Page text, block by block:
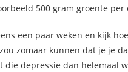
500 gram groente per
een paar weken en kijk
zomaar kunnen dat je je
die depressie dan helemaal